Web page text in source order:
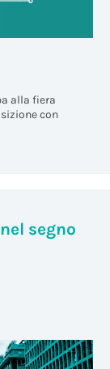
alla fiera
con
segno